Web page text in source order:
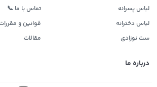
لباس پسرانه
لباس دخترانه
ست نوزادی
تماس با ما 📞
قوانین و مقررات
مقالات
درباره ما